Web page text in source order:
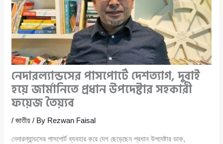
নেদারল্যান্ডসের পাসপোর্টে দেশত্যাগ, দুবাই
হয়ে জার্মানিতে প্রধান উপদেষ্টার সহকারী
ফয়েজ তৈয়্যব
/জাতীয় / By Rezwan Faisal
নেদারল্যান্ডসের পাসপোর্ট ব্যবহার করে দেশ ছেড়েছেন প্রধান উপদেষ্টার ডাক,